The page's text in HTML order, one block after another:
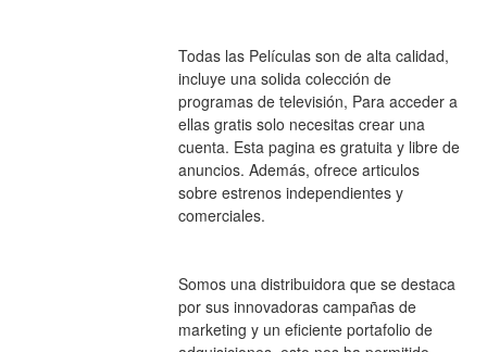
Todas las Películas son de alta calidad,
incluye una solida colección de
programas de televisión, Para acceder a
ellas gratis solo necesitas crear una
cuenta. Esta pagina es gratuita y libre de
anuncios. Además, ofrece articulos
sobre estrenos independientes y
comerciales.
Somos una distribuidora que se destaca
por sus innovadoras campañas de
marketing y un eficiente portafolio de